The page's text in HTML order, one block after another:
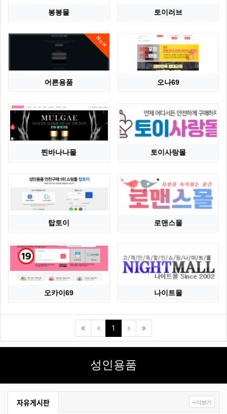
봉봉몰 토이러브
Now
어른용품 오나69
찐바나나몰 토이사랑몰
탑토이 로맨스몰
오카이69 나이트몰
1 (current)
성인용품
자유게시판 + 더보기